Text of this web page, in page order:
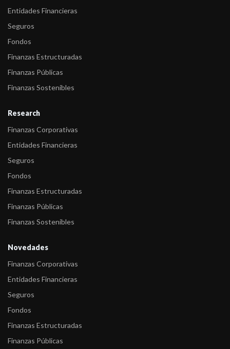
Entidades Financieras
Seguros
Fondos
Finanzas Estructuradas
Finanzas Públicas
Finanzas Sostenibles
Research
Finanzas Corporativas
Entidades Financieras
Seguros
Fondos
Finanzas Estructuradas
Finanzas Públicas
Finanzas Sostenibles
Novedades
Finanzas Corporativas
Entidades Financieras
Seguros
Fondos
Finanzas Estructuradas
Finanzas Públicas